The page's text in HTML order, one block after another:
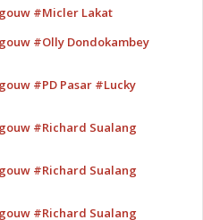
#Micler Lakat
#Olly Dondokambey
#PD Pasar #Lucky
#Richard Sualang
#Richard Sualang
#Richard Sualang